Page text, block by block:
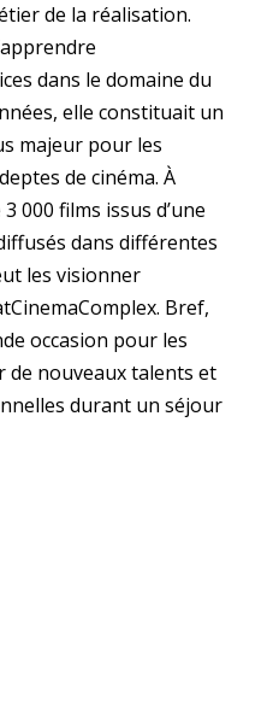
de la réalisation.
dans le domaine du
elle constituait un
majeur pour les
de cinéma. À
000 films issus d’une
dans différentes
les visionner
Bref,
occasion pour les
de nouveaux talents et
durant un séjour